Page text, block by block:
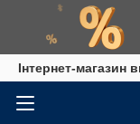
Інтернет-магазин